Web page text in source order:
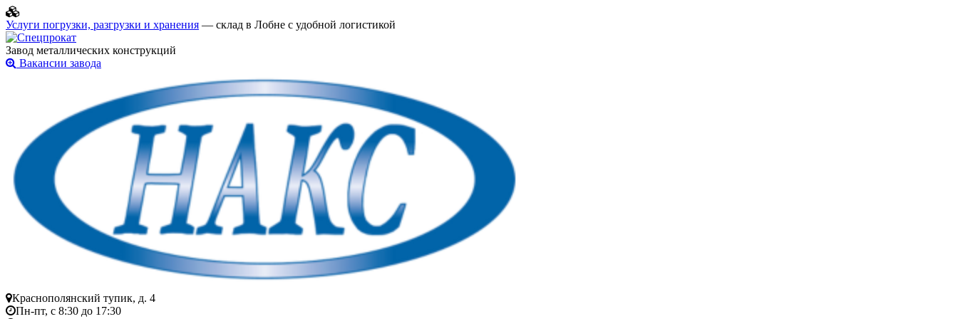
Услуги погрузки, разгрузки и хранения — склад в Лобне с удобной логистикой
Завод металлических конструкций
Вакансии завода
Краснополянский тупик, д. 4
Пн-пт, с 8:30 до 17:30